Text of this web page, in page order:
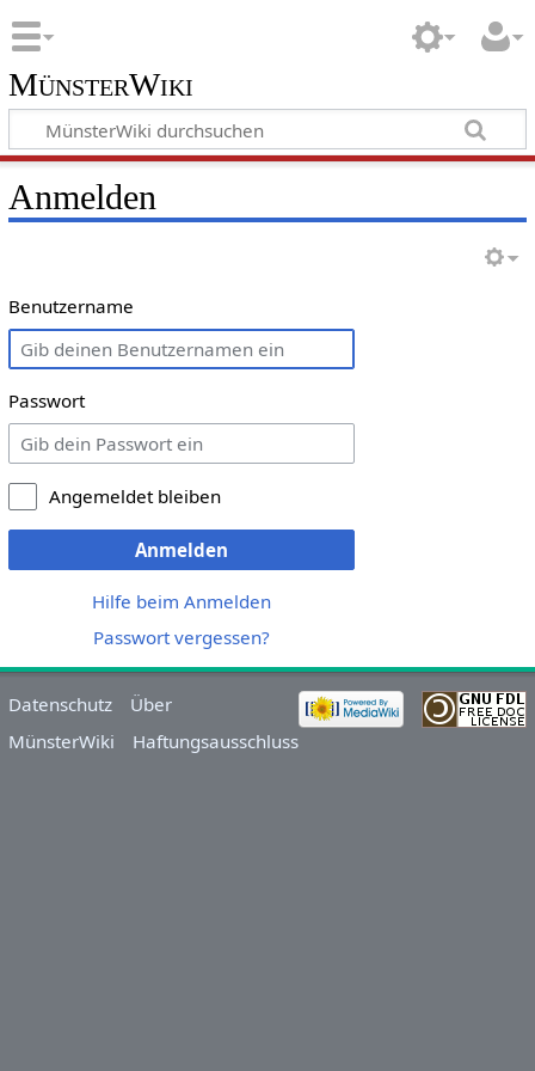
MünsterWiki
Anmelden
Benutzername
Passwort
Angemeldet bleiben
Anmelden
Hilfe beim Anmelden
Passwort vergessen?
Datenschutz
Über
MünsterWiki
Haftungsausschluss